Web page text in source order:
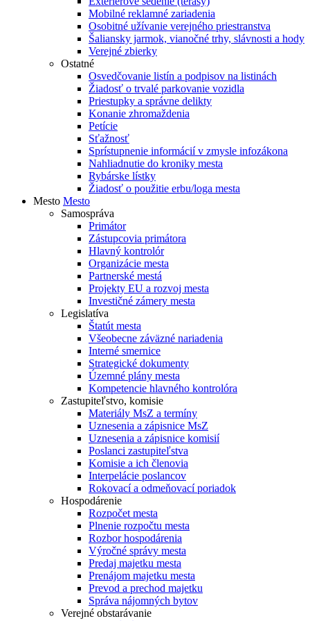
Mobilné reklamné zariadenia
Osobitné užívanie verejného priestranstva
Šaliansky jarmok, vianočné trhy, slávnosti a hody
Verejné zbierky
Ostatné
Osvedčovanie listín a podpisov na listinách
Žiadosť o trvalé parkovanie vozidla
Priestupky a správne delikty
Konanie zhromaždenia
Petície
Sťažnosť
Sprístupnenie informácií v zmysle infozákona
Nahliadnutie do kroniky mesta
Rybárske lístky
Žiadosť o použitie erbu/loga mesta
Mesto Mesto
Samospráva
Primátor
Zástupcovia primátora
Hlavný kontrolór
Organizácie mesta
Partnerské mestá
Projekty EU a rozvoj mesta
Investičné zámery mesta
Legislatíva
Štatút mesta
Všeobecne záväzné nariadenia
Interné smernice
Strategické dokumenty
Územné plány mesta
Kompetencie hlavného kontrolóra
Zastupiteľstvo, komisie
Materiály MsZ a termíny
Uznesenia a zápisnice MsZ
Uznesenia a zápisnice komisií
Poslanci zastupiteľstva
Komisie a ich členovia
Interpelácie poslancov
Rokovací a odmeňovací poriadok
Hospodárenie
Rozpočet mesta
Plnenie rozpočtu mesta
Rozbor hospodárenia
Výročné správy mesta
Predaj majetku mesta
Prenájom majetku mesta
Prevod a prechod majetku
Správa nájomných bytov
Verejné obstarávanie